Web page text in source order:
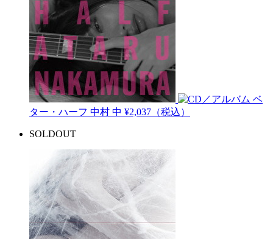
ベ
ター・ハーフ 中村 中 ¥2,037（税込）
SOLDOUT